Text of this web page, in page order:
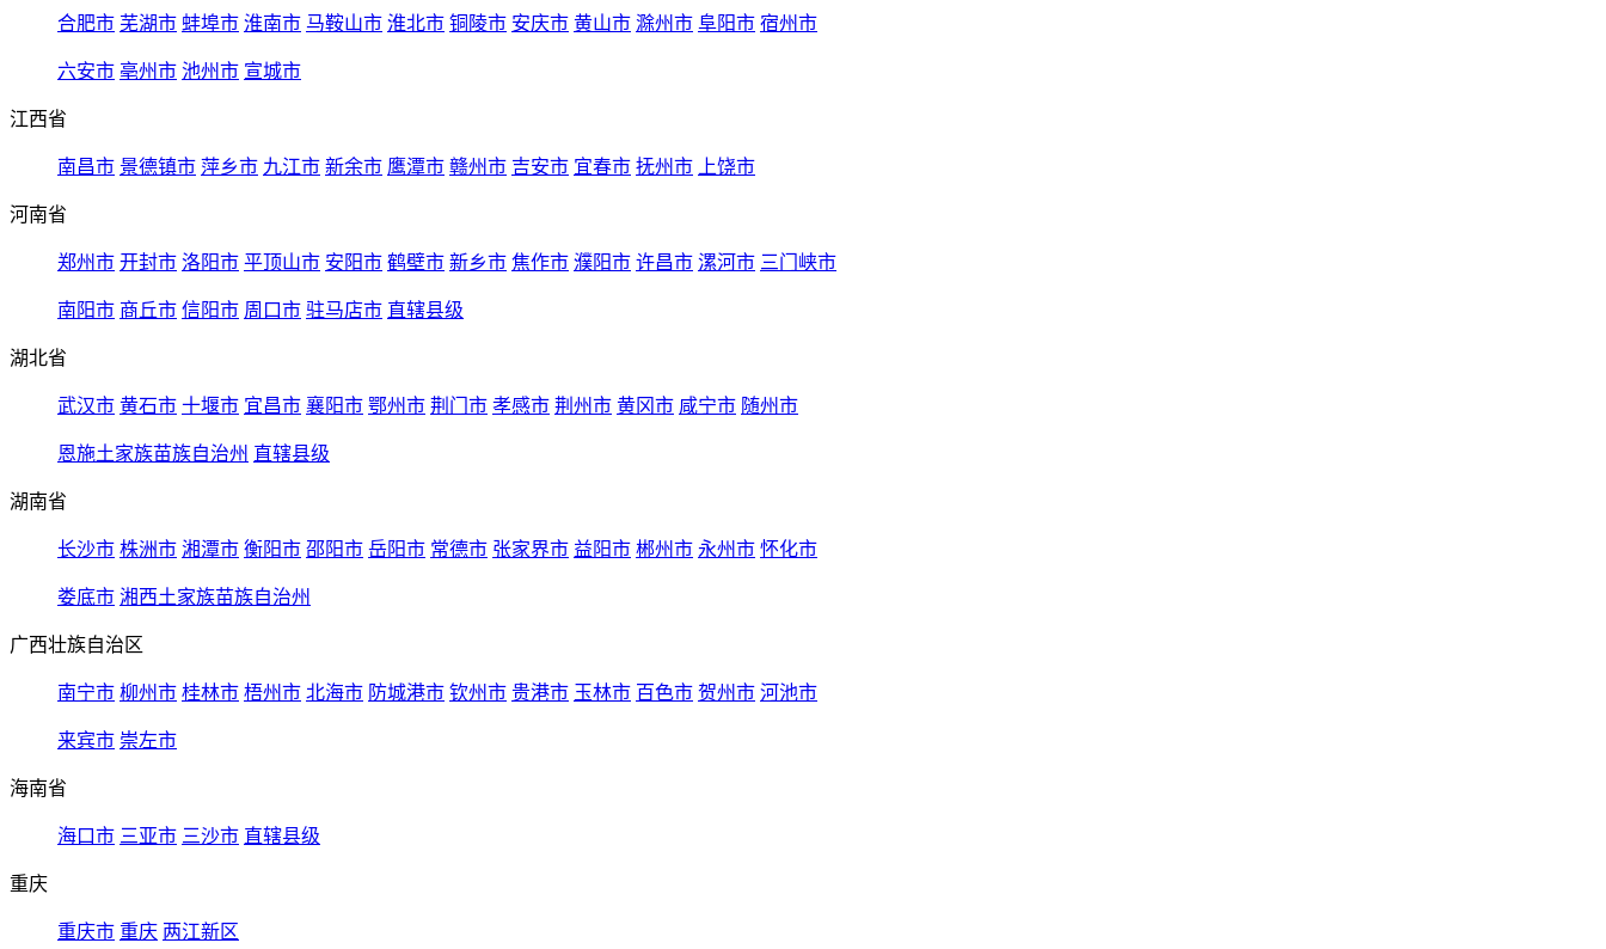
合肥市 芜湖市 蚌埠市 淮南市 马鞍山市 淮北市 铜陵市 安庆市 黄山市 滁州市 阜阳市 宿州市
六安市 亳州市 池州市 宣城市
江西省
南昌市 景德镇市 萍乡市 九江市 新余市 鹰潭市 赣州市 吉安市 宜春市 抚州市 上饶市
河南省
郑州市 开封市 洛阳市 平顶山市 安阳市 鹤壁市 新乡市 焦作市 濮阳市 许昌市 漯河市 三门峡市
南阳市 商丘市 信阳市 周口市 驻马店市 直辖县级
湖北省
武汉市 黄石市 十堰市 宜昌市 襄阳市 鄂州市 荆门市 孝感市 荆州市 黄冈市 咸宁市 随州市
恩施土家族苗族自治州 直辖县级
湖南省
长沙市 株洲市 湘潭市 衡阳市 邵阳市 岳阳市 常德市 张家界市 益阳市 郴州市 永州市 怀化市
娄底市 湘西土家族苗族自治州
广西壮族自治区
南宁市 柳州市 桂林市 梧州市 北海市 防城港市 钦州市 贵港市 玉林市 百色市 贺州市 河池市
来宾市 崇左市
海南省
海口市 三亚市 三沙市 直辖县级
重庆
重庆市 重庆 两江新区